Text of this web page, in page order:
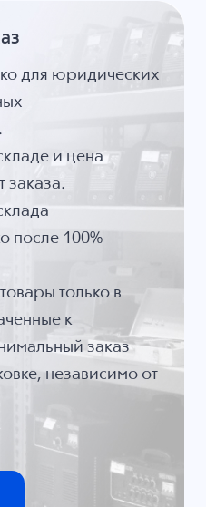
для юридических
и цена
заказа.
после 100%
только в
к
заказ
независимо от